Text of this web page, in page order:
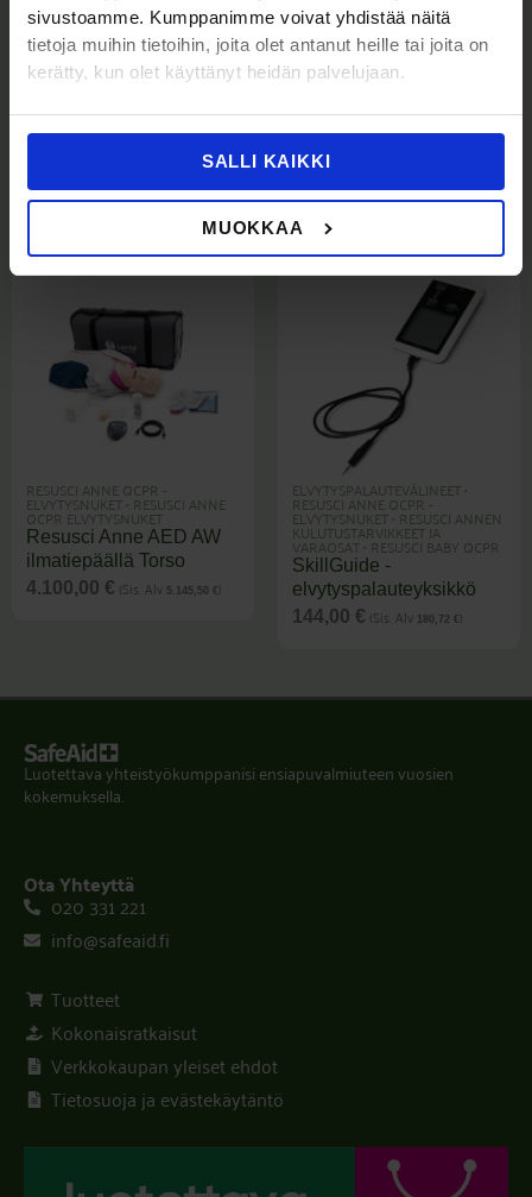
sivustoamme. Kumppanimme voivat yhdistää näitä
tietoja muihin tietoihin, joita olet antanut heille tai joita on
kerätty, kun olet käyttänyt heidän palvelujaan.
SALLI KAIKKI
MUOKKAA
RESUSCI ANNE QCPR -
ELVYTYSNUKET RESUSCI ANNE
kokovartalo, ladattava
3.150,00€(Sis. Alv3.953,25€)
RESUSCI ANNE QCPR -
ELVYTYSNUKET
3.410,00
RESUSCI ANNE QCPR -
ELVYTYSNUKET• RESUSCI ANNE
QCPR ELVYTYSNUKET
Resusci Anne AED AW
ilmatiepäällä Torso
4.100,00 € (Sis. Alv 5.145,50 € )
ELVYTYSPALAUTEVÄLINEET•
RESUSCI ANNE QCPR -
ELVYTYSNUKET• RESUSCI ANNEN
KULUTUSTARVIKKEET JA
VARAOSAT•RESUSCI BABY QCPR
SkillGuide -
elvytyspalauteyksikkö
144,00 € (Sis. Alv 180,72 € )
Luotettava yhteistyökumppanisi ensiapuvalmiuteen vuosien
kokemuksella.
Ota Yhteyttä
020 331 221
info@safeaid.fi
Tuotteet
Kokonaisratkaisut
Verkkokaupan yleiset ehdot
Tietosuoja ja evästekäytäntö